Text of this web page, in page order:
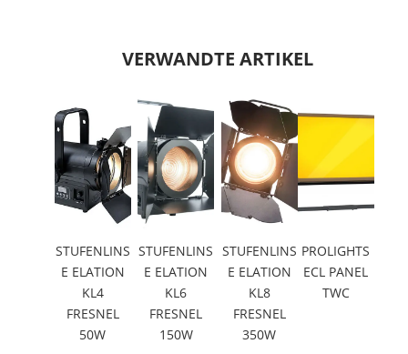
VERWANDTE ARTIKEL
STUFENLINS
E ELATION
KL4
FRESNEL
50W
STUFENLINS
E ELATION
KL6
FRESNEL
150W
STUFENLINS
E ELATION
KL8
FRESNEL
350W
PROLIGHTS
ECL PANEL
TWC